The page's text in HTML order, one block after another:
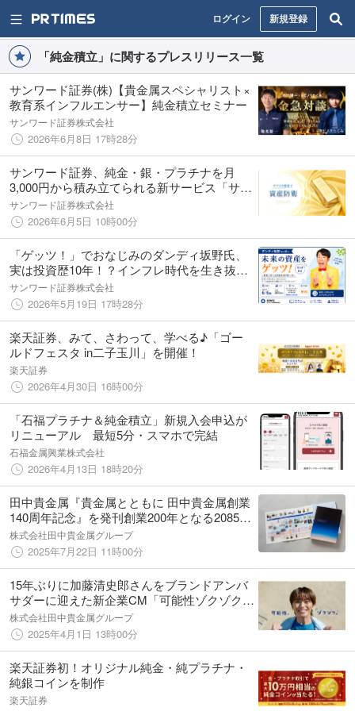
ログイン 新規登録
「純金積立」に関するプレスリリース一覧
サンワード証券(株)【貴金属スペシャリスト×
教育系インフルエンサー】純金積立セミナー
サンワード証券株式会社
2026年6月8日 17時28分
サンワード証券、純金・銀・プラチナを月
3,000円から積み立てられる新サービス「サン
ワード純金積立」の提供を開始
サンワード証券株式会社
2026年6月5日 10時00分
「ゲッツ！」でおなじみのダンディ坂野氏、
実は投資歴10年！？インフレ時代を生き抜く
資産形成セミナー開催決定！
サンワード証券株式会社
2026年5月19日 17時28分
楽天証券、みて、さわって、学べる♪「ゴー
ルドフェスタ in二子玉川」を開催！
楽天証券
2026年4月30日 16時00分
「石福プラチナ＆純金積立」新規入会申込が
リニューアル 最短5分・スマホで完結
石福金属興業株式会社
2026年4月13日 18時20分
田中貴金属『貴金属とともに 田中貴金属創業
140周年記念』を発刊創業200年となる2085年
を目指して
株式会社田中貴金属グループ
2025年7月22日 11時00分
15年ぶりに加藤清史郎さんをブランドアンバ
サダーに迎えた新企業CM「可能性ゾクゾク」
篇を4月4日（金）より放映開始～ゾクゾクと
広がる、貴金属の可能性を表現～
株式会社田中貴金属グループ
2025年4月1日 13時00分
楽天証券初！オリジナル純金・純プラチナ・
純銀コインを制作
楽天証券